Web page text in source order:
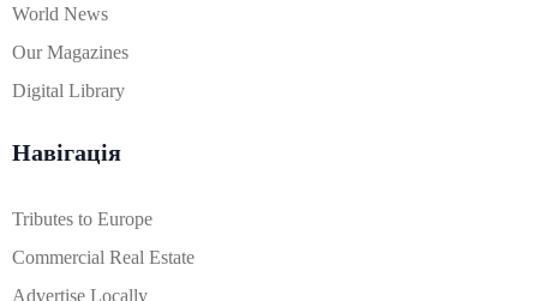
World News
Our Magazines
Digital Library
Навігація
Tributes to Europe
Commercial Real Estate
Advertise Locally